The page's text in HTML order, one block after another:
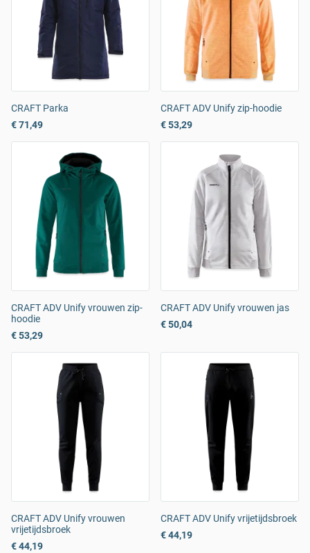
CRAFT Parka
€ 71,49
CRAFT ADV Unify zip-hoodie
€ 53,29
CRAFT ADV Unify vrouwen zip-
hoodie
€ 53,29
CRAFT ADV Unify vrouwen jas
€ 50,04
CRAFT ADV Unify vrouwen
vrijetijdsbroek
€ 44,19
CRAFT ADV Unify vrijetijdsbroek
€ 44,19